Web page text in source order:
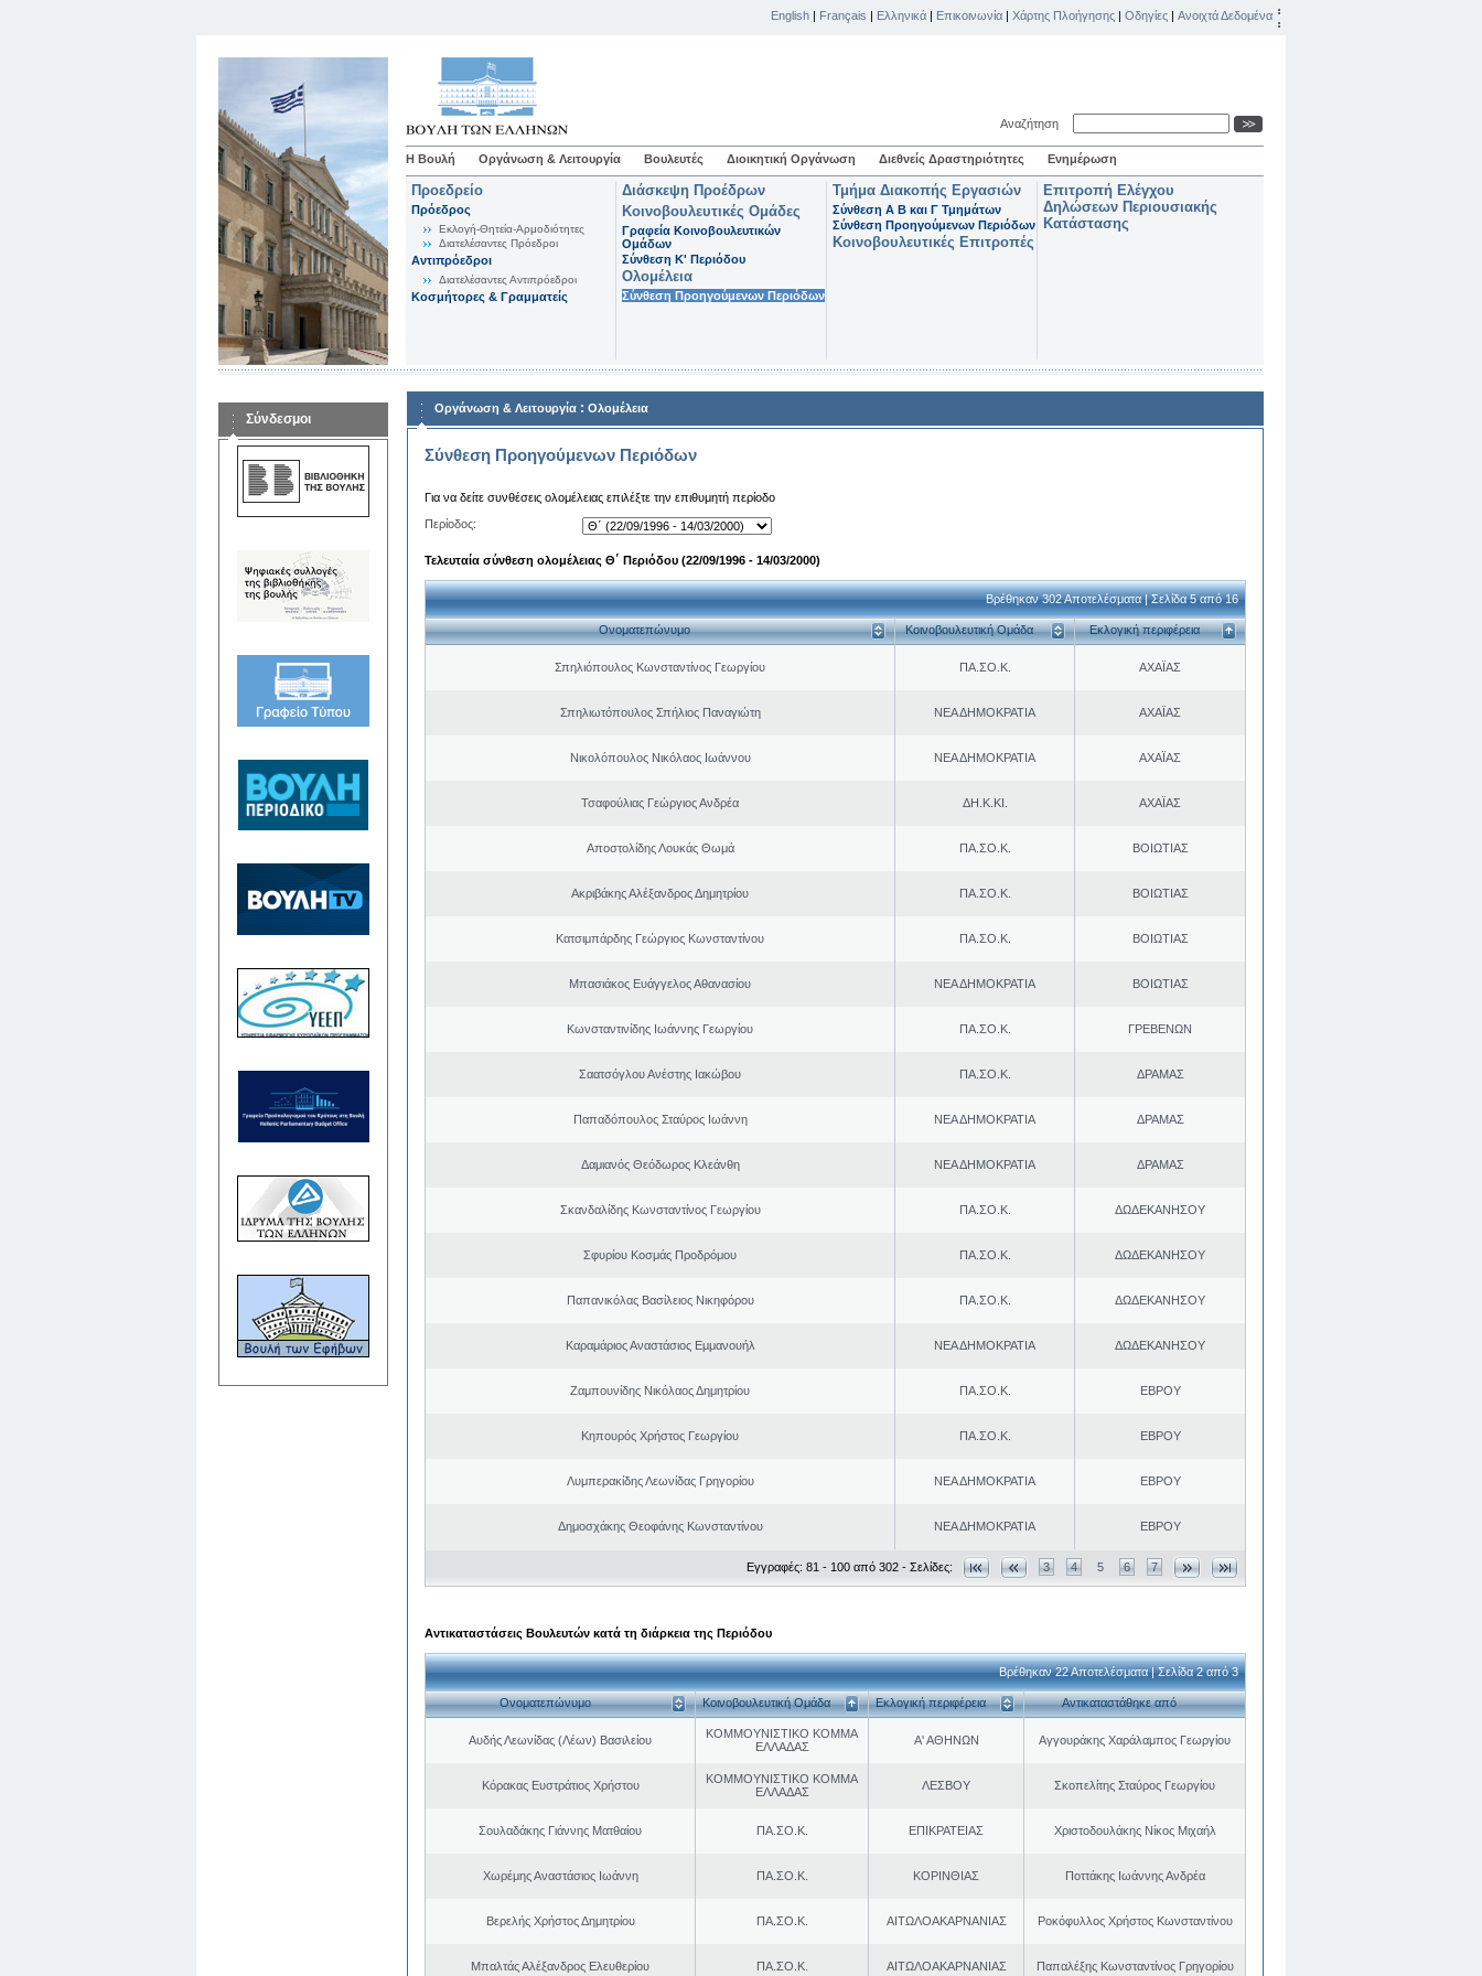
English | Français | Ελληνικά | Επικοινωνία | Χάρτης Πλοήγησης | Οδηγίες | Ανοιχτά Δεδομένα
Αναζήτηση
Η Βουλή Οργάνωση & Λειτουργία Βουλευτές Διοικητική Οργάνωση Διεθνείς Δραστηριότητες Ενημέρωση
Προεδρείο
Πρόεδρος
Εκλογή-Θητεία-Αρμοδιότητες
Διατελέσαντες Πρόεδροι
Αντιπρόεδροι
Διατελέσαντες Αντιπρόεδροι
Κοσμήτορες & Γραμματείς
Διάσκεψη Προέδρων
Κοινοβουλευτικές Ομάδες
Γραφεία Κοινοβουλευτικών
Ομάδων
Σύνθεση K' Περιόδου
Ολομέλεια
Σύνθεση Προηγούμενων Περιόδων
Τμήμα Διακοπής Εργασιών
Σύνθεση Α Β και Γ Τμημάτων
Σύνθεση Προηγούμενων Περιόδων
Κοινοβουλευτικές Επιτροπές
Επιτροπή Ελέγχου
Δηλώσεων Περιουσιακής
Κατάστασης
Σύνδεσμοι
Οργάνωση & Λειτουργία : Ολομέλεια
Σύνθεση Προηγούμενων Περιόδων
Για να δείτε συνθέσεις ολομέλειας επιλέξτε την επιθυμητή περίοδο
Περίοδος:
Τελευταία σύνθεση ολομέλειας Θ΄ Περιόδου (22/09/1996 - 14/03/2000)
Βρέθηκαν 302 Αποτελέσματα | Σελίδα 5 από 16
Ονοματεπώνυμο Κοινοβουλευτική Ομάδα Εκλογική περιφέρεια
Σπηλιόπουλος Κωνσταντίνος Γεωργίου ΠΑ.ΣΟ.Κ. ΑΧΑΪΑΣ
Σπηλιωτόπουλος Σπήλιος Παναγιώτη ΝΕΑ ΔΗΜΟΚΡΑΤΙΑ ΑΧΑΪΑΣ
Νικολόπουλος Νικόλαος Ιωάννου ΝΕΑ ΔΗΜΟΚΡΑΤΙΑ ΑΧΑΪΑΣ
Τσαφούλιας Γεώργιος Ανδρέα ΔΗ.Κ.ΚΙ. ΑΧΑΪΑΣ
Αποστολίδης Λουκάς Θωμά ΠΑ.ΣΟ.Κ. ΒΟΙΩΤΙΑΣ
Ακριβάκης Αλέξανδρος Δημητρίου ΠΑ.ΣΟ.Κ. ΒΟΙΩΤΙΑΣ
Κατσιμπάρδης Γεώργιος Κωνσταντίνου ΠΑ.ΣΟ.Κ. ΒΟΙΩΤΙΑΣ
Μπασιάκος Ευάγγελος Αθανασίου ΝΕΑ ΔΗΜΟΚΡΑΤΙΑ ΒΟΙΩΤΙΑΣ
Κωνσταντινίδης Ιωάννης Γεωργίου ΠΑ.ΣΟ.Κ. ΓΡΕΒΕΝΩΝ
Σαατσόγλου Ανέστης Ιακώβου ΠΑ.ΣΟ.Κ. ΔΡΑΜΑΣ
Παπαδόπουλος Σταύρος Ιωάννη ΝΕΑ ΔΗΜΟΚΡΑΤΙΑ ΔΡΑΜΑΣ
Δαμιανός Θεόδωρος Κλεάνθη ΝΕΑ ΔΗΜΟΚΡΑΤΙΑ ΔΡΑΜΑΣ
Σκανδαλίδης Κωνσταντίνος Γεωργίου ΠΑ.ΣΟ.Κ. ΔΩΔΕΚΑΝΗΣΟΥ
Σφυρίου Κοσμάς Προδρόμου ΠΑ.ΣΟ.Κ. ΔΩΔΕΚΑΝΗΣΟΥ
Παπανικόλας Βασίλειος Νικηφόρου ΠΑ.ΣΟ.Κ. ΔΩΔΕΚΑΝΗΣΟΥ
Καραμάριος Αναστάσιος Εμμανουήλ ΝΕΑ ΔΗΜΟΚΡΑΤΙΑ ΔΩΔΕΚΑΝΗΣΟΥ
Ζαμπουνίδης Νικόλαος Δημητρίου ΠΑ.ΣΟ.Κ. ΕΒΡΟΥ
Κηπουρός Χρήστος Γεωργίου ΠΑ.ΣΟ.Κ. ΕΒΡΟΥ
Λυμπερακίδης Λεωνίδας Γρηγορίου ΝΕΑ ΔΗΜΟΚΡΑΤΙΑ ΕΒΡΟΥ
Δημοσχάκης Θεοφάνης Κωνσταντίνου ΝΕΑ ΔΗΜΟΚΡΑΤΙΑ ΕΒΡΟΥ
Εγγραφές: 81 - 100 από 302 - Σελίδες: 3 4 5 6 7
Αντικαταστάσεις Βουλευτών κατά τη διάρκεια της Περιόδου
Βρέθηκαν 22 Αποτελέσματα | Σελίδα 2 από 3
Ονοματεπώνυμο Κοινοβουλευτική Ομάδα Εκλογική περιφέρεια Αντικαταστάθηκε από
Αυδής Λεωνίδας (Λέων) Βασιλείου
ΚΟΜΜΟΥΝΙΣΤΙΚΟ ΚΟΜΜΑ
ΕΛΛΑΔΑΣ
Α' ΑΘΗΝΩΝ Αγγουράκης Χαράλαμπος Γεωργίου
Κόρακας Ευστράτιος Χρήστου
ΚΟΜΜΟΥΝΙΣΤΙΚΟ ΚΟΜΜΑ
ΕΛΛΑΔΑΣ
ΛΕΣΒΟΥ Σκοπελίτης Σταύρος Γεωργίου
Σουλαδάκης Γιάννης Ματθαίου ΠΑ.ΣΟ.Κ. ΕΠΙΚΡΑΤΕΙΑΣ Χριστοδουλάκης Νίκος Μιχαήλ
Χωρέμης Αναστάσιος Ιωάννη ΠΑ.ΣΟ.Κ. ΚΟΡΙΝΘΙΑΣ Ποττάκης Ιωάννης Ανδρέα
Βερελής Χρήστος Δημητρίου ΠΑ.ΣΟ.Κ. ΑΙΤΩΛΟΑΚΑΡΝΑΝΙΑΣ Ροκόφυλλος Χρήστος Κωνσταντίνου
Μπαλτάς Αλέξανδρος Ελευθερίου ΠΑ.ΣΟ.Κ. ΑΙΤΩΛΟΑΚΑΡΝΑΝΙΑΣ Παπαλέξης Κωνσταντίνος Γρηγορίου